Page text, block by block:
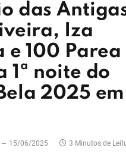
das
Iza
e 100 Parea
1ª noite do
2025 em
15/06/2025 3 Minutos de